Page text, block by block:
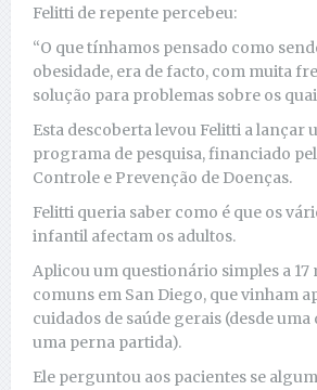
Felitti de repente percebeu:
“O que tínhamos pensado como
obesidade, era de facto, com muita
solução para problemas sobre os
Esta descoberta levou Felitti a lançar
programa de pesquisa, financiado
Controle e Prevenção de Doenças.
Felitti queria saber como é que os
infantil afectam os adultos.
Aplicou um questionário simples a 17
comuns em San Diego, que vinham
cuidados de saúde gerais (desde uma
uma perna partida).
Ele perguntou aos pacientes se